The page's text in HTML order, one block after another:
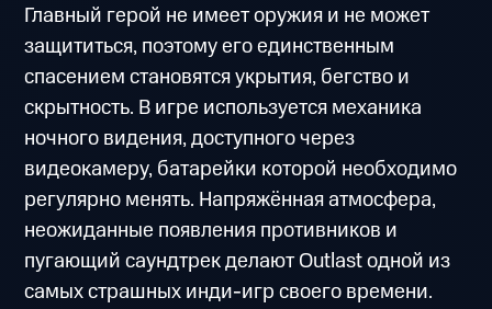
Главный герой не имеет оружия и не может
защититься, поэтому его единственным
спасением становятся укрытия, бегство и
скрытность. В игре используется механика
ночного видения, доступного через
видеокамеру, батарейки которой необходимо
регулярно менять. Напряжённая атмосфера,
неожиданные появления противников и
пугающий саундтрек делают Outlast одной из
самых страшных инди-игр своего времени.